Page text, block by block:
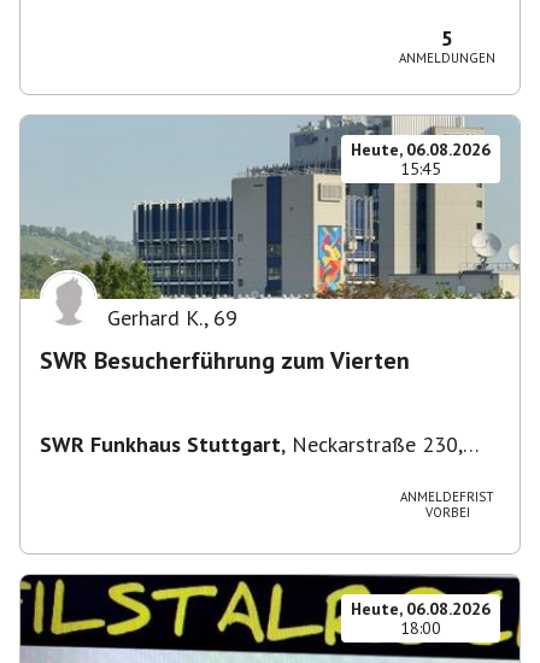
5
ANMELDUNGEN
Heute, 06.08.2026
15:45
Gerhard K., 69
SWR Besucherführung zum Vierten
SWR Funkhaus Stuttgart, Neckarstraße 230,
ANMELDEFRIST
VORBEI
Heute, 06.08.2026
18:00